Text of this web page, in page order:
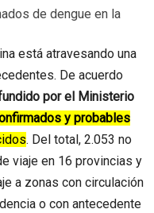
de dengue en la
está atravesando una
De acuerdo
por el Ministerio
y probables
. Del total, 2.053 no
viaje en 16 provincias y
a zonas con circulación
o con antecedente